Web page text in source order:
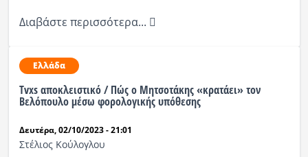
Διαβάστε περισσότερα...
Ελλάδα
Tvxs αποκλειστικό / Πώς ο Μητσοτάκης «κρατάει» τον
Βελόπουλο μέσω φορολογικής υπόθεσης
Δευτέρα, 02/10/2023 - 21:01
Στέλιος Κούλογλου